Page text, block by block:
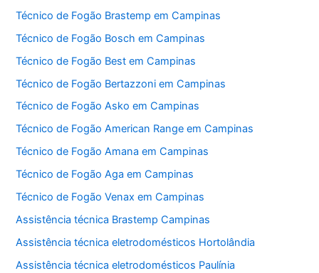
Técnico de Fogão Brastemp em Campinas
Técnico de Fogão Bosch em Campinas
Técnico de Fogão Best em Campinas
Técnico de Fogão Bertazzoni em Campinas
Técnico de Fogão Asko em Campinas
Técnico de Fogão American Range em Campinas
Técnico de Fogão Amana em Campinas
Técnico de Fogão Aga em Campinas
Técnico de Fogão Venax em Campinas
Assistência técnica Brastemp Campinas
Assistência técnica eletrodomésticos Hortolândia
Assistência técnica eletrodomésticos Paulínia